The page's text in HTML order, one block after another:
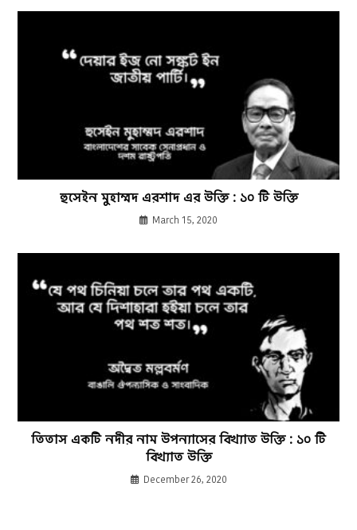
হুসেইন মুহাম্মদ এরশাদ এর উক্তি : ১০ টি উক্তি
March 15, 2020
তিতাস একটি নদীর নাম উপন্যাসের বিখ্যাত উক্তি : ১০ টি
বিখ্যাত উক্তি
December 26, 2020